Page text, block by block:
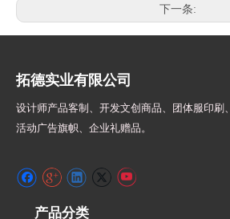
下一条:
拓德实业有限公司
设计师产品客制、开发文创商品、团体服印刷、
活动广告旗帜、 企业礼赠品。
产品分类